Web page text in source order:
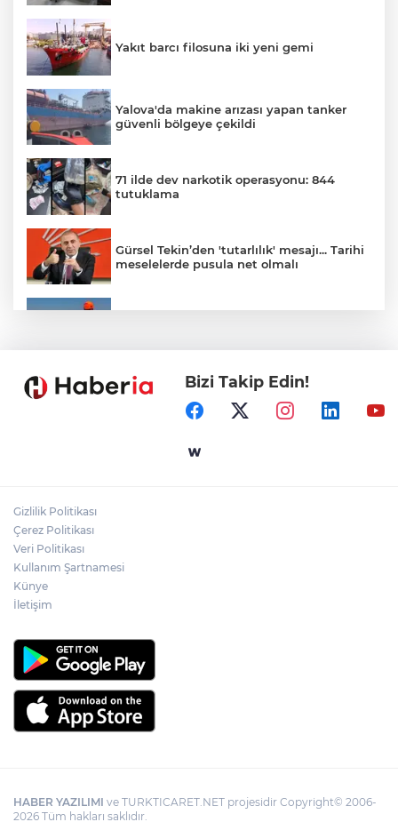
Yakıt barcı filosuna iki yeni gemi
Yalova'da makine arızası yapan tanker
güvenli bölgeye çekildi
71 ilde dev narkotik operasyonu: 844
tutuklama
Gürsel Tekin’den 'tutarlılık' mesajı... Tarihi
meselelerde pusula net olmalı
Samsun’da Alaçam'a yeni yaşam alanı
Yapay zekada onlarca uygulamanın
Bizi Takip Edin!
Gizlilik Politikası
Çerez Politikası
Veri Politikası
Kullanım Şartnamesi
Künye
İletişim
HABER YAZILIMI ve TURKTICARET.NET projesidir Copyright© 2006-
2026 Tüm hakları saklıdır.